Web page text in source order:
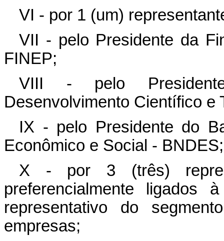
VI - por 1 (um)
VII - pelo Presidente da
FINEP;
VIII - pelo
Desenvolvimento Científico e
IX - pelo Presidente do
Econômico e Social - BNDES;
X - por 3 (três)
preferencialmente ligados
representativo do
empresas;